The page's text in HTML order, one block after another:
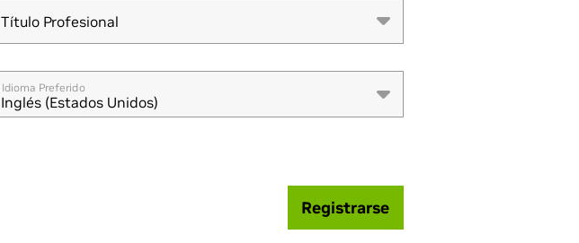
Título Profesional
Título Profesional
Idioma Preferido
Inglés (Estados Unidos)
Registrarse